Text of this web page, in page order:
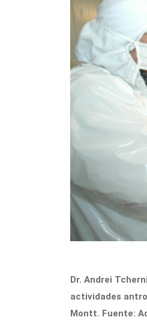
Dr. Andrei
actividades
Montt. Fuente: